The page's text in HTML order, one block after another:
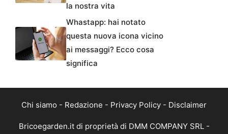
la nostra vita
Whastapp: hai notato
questa nuova icona vicino
ai messaggi? Ecco cosa
significa
Chi siamo - Redazione - Privacy Policy - Disclaimer
Bricoegarden.it di proprietà di DMM COMPANY SRL -